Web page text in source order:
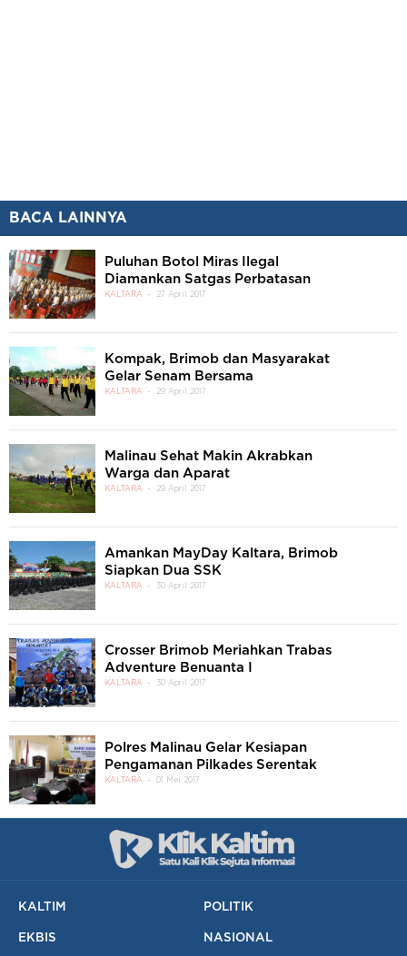
BACA LAINNYA
Puluhan Botol Miras Ilegal
Diamankan Satgas Perbatasan
KALTARA 27 April 2017
Kompak, Brimob dan Masyarakat
Gelar Senam Bersama
KALTARA 29 April 2017
Malinau Sehat Makin Akrabkan
Warga dan Aparat
KALTARA 29 April 2017
Amankan MayDay Kaltara, Brimob
Siapkan Dua SSK
KALTARA 30 April 2017
Crosser Brimob Meriahkan Trabas
Adventure Benuanta I
KALTARA 30 April 2017
Polres Malinau Gelar Kesiapan
Pengamanan Pilkades Serentak
KALTARA 01 Mei 2017
KALTIM POLITIK
EKBIS NASIONAL